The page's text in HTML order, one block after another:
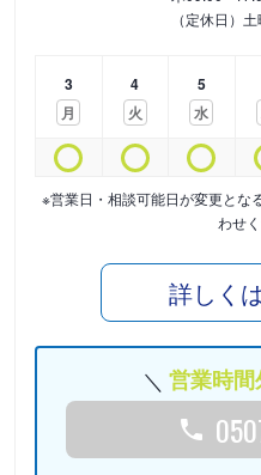
（定休日）
3
月
4
火
5
水
※営業日・相談可能日が変更とな
わせ
詳しく
営業時間